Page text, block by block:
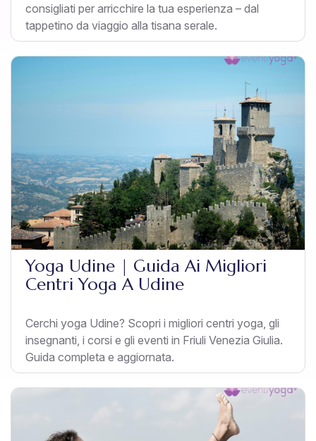
consigliati per arricchire la tua esperienza – dal
tappetino da viaggio alla tisana serale.
Yoga Udine | Guida Ai Migliori
Centri Yoga A Udine
Cerchi yoga Udine? Scopri i migliori centri yoga, gli
insegnanti, i corsi e gli eventi in Friuli Venezia Giulia.
Guida completa e aggiornata.